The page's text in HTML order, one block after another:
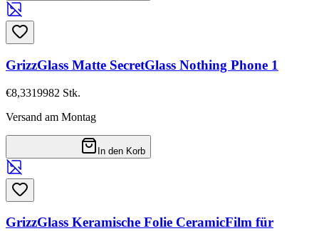
GrizzGlass Matte SecretGlass Nothing Phone 1
€8,3319982 Stk.
Versand am Montag
In den Korb
GrizzGlass Keramische Folie CeramicFilm für